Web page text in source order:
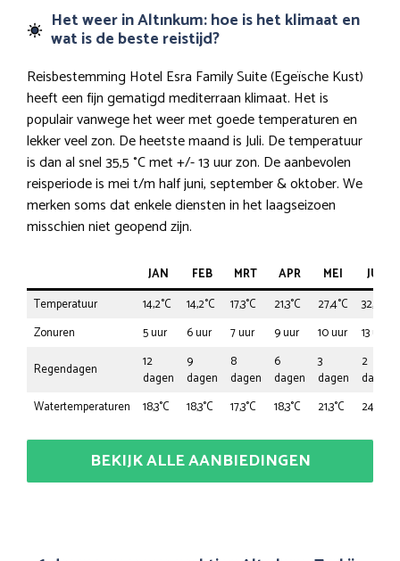
Het weer in Altınkum: hoe is het klimaat en
wat is de beste reistijd?
Reisbestemming Hotel Esra Family Suite (Egeïsche Kust)
heeft een fijn gematigd mediterraan klimaat. Het is
populair vanwege het weer met goede temperaturen en
lekker veel zon. De heetste maand is Juli. De temperatuur
is dan al snel 35,5 °C met +/- 13 uur zon. De aanbevolen
reisperiode is mei t/m half juni, september & oktober. We
merken soms dat enkele diensten in het laagseizoen
misschien niet geopend zijn.
JAN FEB MRT APR MEI
JUN
Temperatuur
14,2°C 14,2°C 17,3°C 21,3°C 27,4°C
32,5°C
Zonuren
5 uur 6 uur 7 uur 9 uur 10 uur
13 uur
Regendagen
12
dagen
9
dagen
8
dagen
6
dagen
3
dagen
2
dagen
Watertemperaturen
18,3°C 18,3°C 17,3°C 18,3°C 21,3°C 24,4°C
BEKIJK ALLE AANBIEDINGEN